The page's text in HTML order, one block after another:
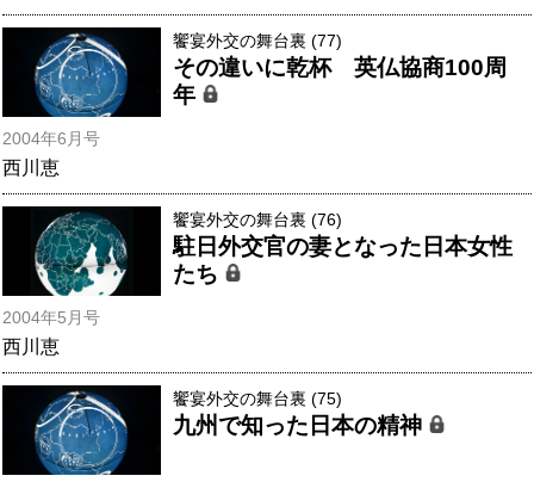
饗宴外交の舞台裏 (77)
その違いに乾杯 英仏協商100周
年
2004年6月号
西川恵
饗宴外交の舞台裏 (76)
駐日外交官の妻となった日本女性
たち
2004年5月号
西川恵
饗宴外交の舞台裏 (75)
九州で知った日本の精神